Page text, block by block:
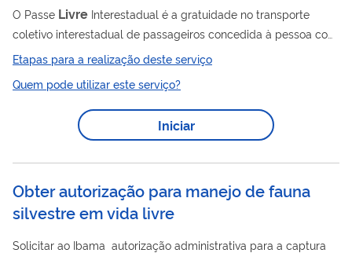
O Passe Livre Interestadual é a gratuidade no transporte
coletivo interestadual de passageiros concedida à pessoa com
deficiência comprovadamente carente, nos termos da Lei nº
8.899, de 29 de junho de 1994. Por meio desta solicitação, o
público beneficiário poderá obter a credencial e garantir a
gratuidade para o seu acompanhante. Nos casos em que há a
necessidade de acompanhante para os deslocamentos do
momento. Para isso,...
Etapas para a realização deste serviço
Quem pode utilizar este serviço?
Iniciar
Obter autorização para manejo de fauna
silvestre em vida livre
Solicitar ao Ibama autorização administrativa para a captura